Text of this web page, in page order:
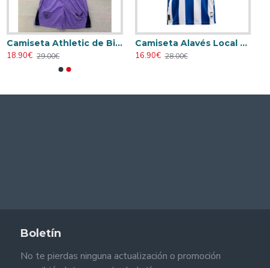
Camiseta Athletic de Bilbao 2024/2025 Alternativo Niño Kit
18.90€ 29.00€
Camiseta Alavés Local 2025/2026 Azul/Blanco con Parche La Liga
16.90€ 28.00€
Boletín
No te pierdas ninguna actualización o promoción